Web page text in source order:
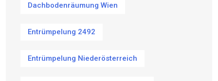
Dachbodenräumung Wien
Entrümpelung 2492
Entrümpelung Niederösterreich